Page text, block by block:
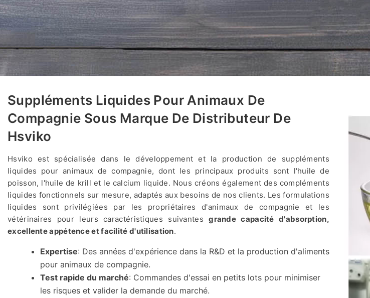
Suppléments Liquides Pour Animaux De
Compagnie Sous Marque De Distributeur De
Hsviko
Hsviko est spécialisée dans le développement et la production de suppléments
liquides pour animaux de compagnie, dont les principaux produits sont l'huile de
poisson, l'huile de krill et le calcium liquide. Nous créons également des compléments
liquides fonctionnels sur mesure, adaptés aux besoins de nos clients. Les formulations
liquides sont privilégiées par les propriétaires d'animaux de compagnie et les
vétérinaires pour leurs caractéristiques suivantesgrande capacité d'absorption,
excellente appétence et facilité d'utilisation.
Expertise: Des années d'expérience dans la R&D et la production d'aliments
pour animaux de compagnie.
Test rapide du marché: Commandes d'essai en petits lots pour minimiser
les risques et valider la demande du marché.